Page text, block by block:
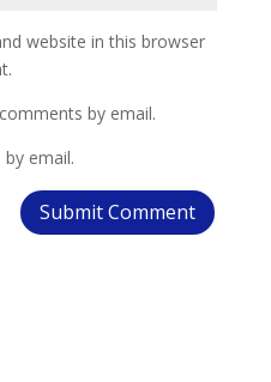
website in this browser
by email.
email.